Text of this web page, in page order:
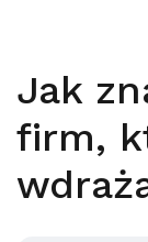
Jak
firm,